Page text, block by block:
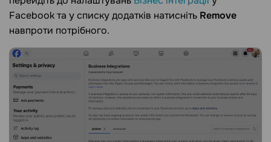
Facebook та у списку додатків натисніть Remove
навпроти потрібного.